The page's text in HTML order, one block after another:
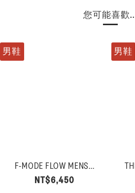
您可能喜歡
男鞋
F-MODE FLOW MENS...
NT$6,450
男鞋